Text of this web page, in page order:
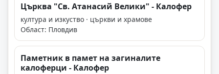
Църква "Св. Атанасий Велики" - Калофер
култура и изкуство · църкви и храмове
Област: Пловдив
Паметник в памет на загиналите
калоферци - Калофер